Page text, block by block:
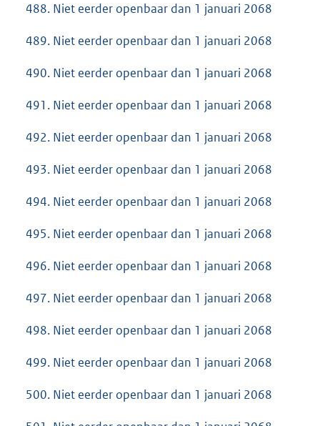
488. Niet eerder openbaar dan 1 januari 2068
489. Niet eerder openbaar dan 1 januari 2068
490. Niet eerder openbaar dan 1 januari 2068
491. Niet eerder openbaar dan 1 januari 2068
492. Niet eerder openbaar dan 1 januari 2068
493. Niet eerder openbaar dan 1 januari 2068
494. Niet eerder openbaar dan 1 januari 2068
495. Niet eerder openbaar dan 1 januari 2068
496. Niet eerder openbaar dan 1 januari 2068
497. Niet eerder openbaar dan 1 januari 2068
498. Niet eerder openbaar dan 1 januari 2068
499. Niet eerder openbaar dan 1 januari 2068
500. Niet eerder openbaar dan 1 januari 2068